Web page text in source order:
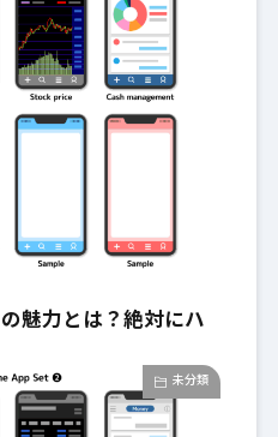
魅力とは？絶対にハ
未分類